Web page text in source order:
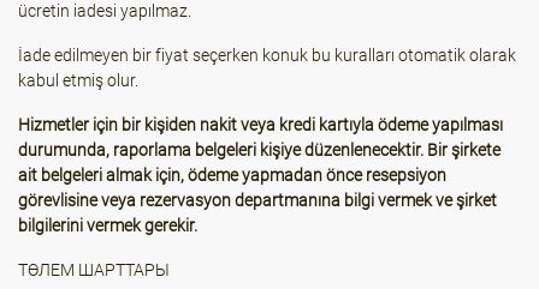
ücretin iadesi yapılmaz.
İade edilmeyen bir fiyat seçerken konuk bu kuralları otomatik olarak
kabul etmiş olur.
Hizmetler için bir kişiden nakit veya kredi kartıyla ödeme yapılması
durumunda, raporlama belgeleri kişiye düzenlenecektir. Bir şirkete
ait belgeleri almak için, ödeme yapmadan önce resepsiyon
görevlisine veya rezervasyon departmanına bilgi vermek ve şirket
bilgilerini vermek gerekir.
ТӨЛЕМ ШАРТТАРЫ